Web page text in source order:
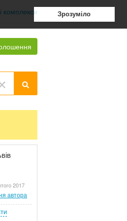
Зрозуміло
комплекси
2017
автора